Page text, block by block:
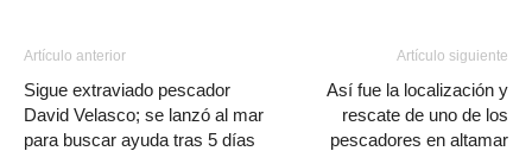
Artículo anterior
Sigue extraviado pescador
David Velasco; se lanzó al mar
para buscar ayuda tras 5 días
Artículo siguiente
Así fue la localización y
rescate de uno de los
pescadores en altamar